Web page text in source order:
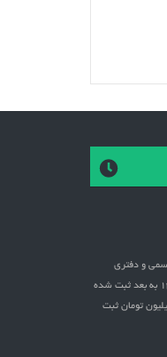
و دفتری
است. زوجینی که عقد آن‌ها از سال 1399 به بعد ثبت شده
برای دریافت وام ازدواج 1404 به مبلغ 300 میلیون تومان ثبت